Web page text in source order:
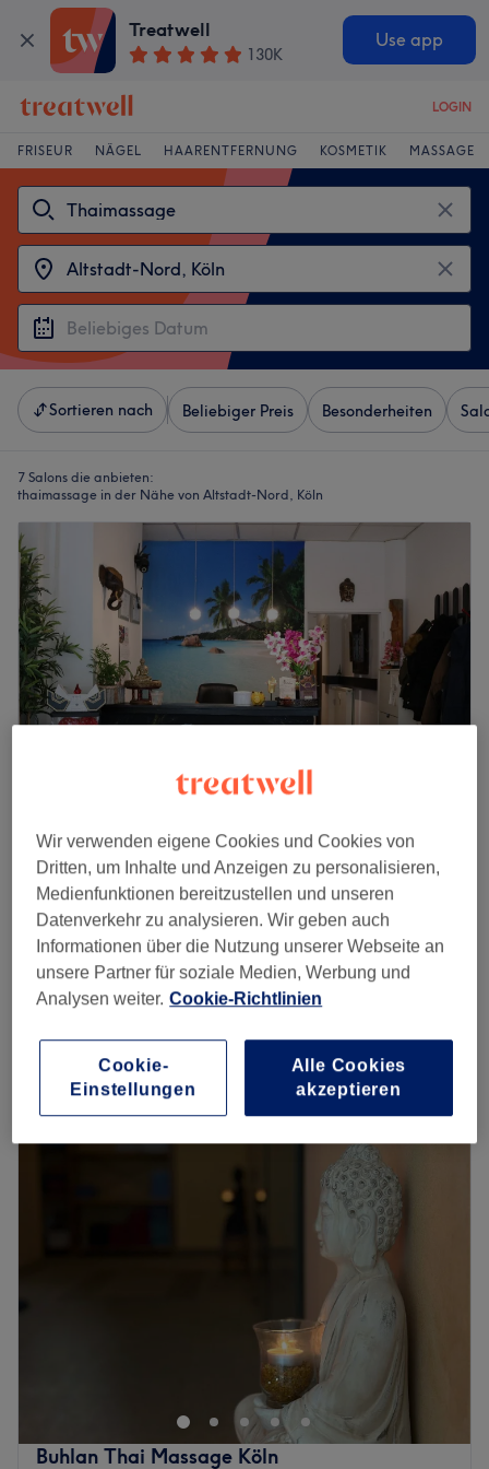
Treatwell
130K
Use app
LOGIN
FRISEUR NÄGEL HAARENTFERNUNG KOSMETIK MASSAGE
Sortieren nach Beliebiger Preis Besonderheiten
7 Salons die anbieten:
thaimassage in der Nähe von Altstadt-Nord, Köln
Thepsiri
4,7
207 Bewertungen
Hansaring, Köln
Auf Karte anzeigen
Nebenzeiten
Klassische Thai Massage
1 Std. - 2 Std.
ab 38,70 €
Spare bis zu 10%
Traditionelle Thai Massage (intensiv)
1 Std. - 2 Std.
Schnellansicht Saloninfos
10:00–
10:00–20:00
10:00–20:00
–20:00
10:00 –20:00
10:00
Thepsiri in Köln-Hansaring ist der richtige Ort für alle, die
ihrem Körper gezielt etwas Gutes tun möchten. In diesem
Studio wird die traditionelle Thai-Massage in ihrer
ganzen Tiefe und Wirkungskraft angeboten – mit viel
Erfahrung, Achtsamkeit und Respekt gegenüber dem
Buhlan Thai Massage Köln
Wir verwenden eigene Cookies und Cookies von
Dritten, um Inhalte und Anzeigen zu personalisieren,
Medienfunktionen bereitzustellen und unseren
Datenverkehr zu analysieren. Wir geben auch
Informationen über die Nutzung unserer Webseite an
unsere Partner für soziale Medien, Werbung und
Analysen weiter. Cookie-Richtlinien
Cookie-
Einstellungen
Alle Cookies
akzeptieren